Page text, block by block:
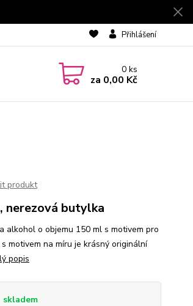
Přihlášení
0ks
za 0,00 Kč
produkt
nerezová butylka
alkohol o objemu 150 ml s motivem pro
motivem na míru je krásný originální
popis
skladem